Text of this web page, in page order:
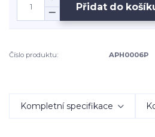
Přidat do
Číslo produktu: APH0006P
Kompletní specifikace